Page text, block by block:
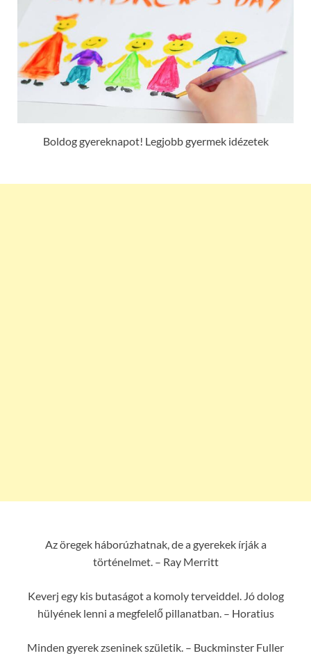
Boldog gyereknapot! Legjobb gyermek idézetek
Az öregek háborúzhatnak, de a gyerekek írják a
történelmet. – Ray Merritt
Keverj egy kis butaságot a komoly terveiddel. Jó dolog
hülyének lenni a megfelelő pillanatban. – Horatius
Minden gyerek zseninek születik. – Buckminster Fuller